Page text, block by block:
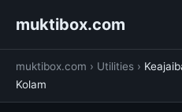
muktibox.com
muktibox.com › Utilities ›
Kolam